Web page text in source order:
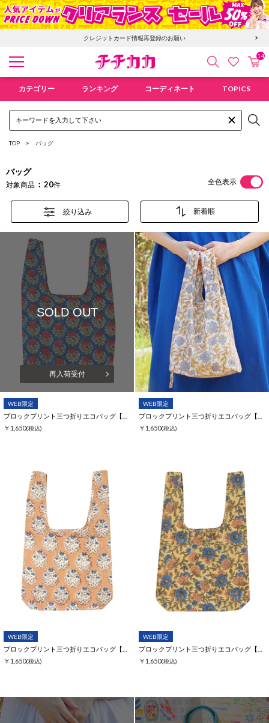
6,400円以上で送料無料！新規会員登録で300pt贈呈！
検索 お気にカ
14
カテゴリー ランキング コーディネート TOPICS
TOP バッグ
バッグ
対象商品 20件 全色表示
絞り込み
SOLD OUT
再入荷受付
WEB限定
￥1,650(税込)
WEB限定
￥1,650(税込)
WEB限定
￥1,650(税込)
WEB限定
￥1,650(税込)